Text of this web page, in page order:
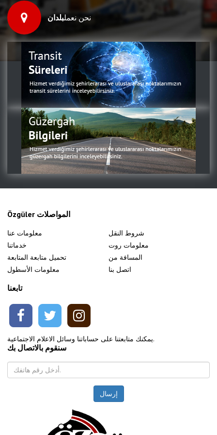
نحن نعملبلدان
Özgüler المواصلات
معلومات عنا
خدماتنا
تحميل متابعة المتابعة
معلومات الأسطول
شروط النقل
معلومات روت
المسافة من
اتصل بنا
تابعنا
يمكنك متابعتنا على حساباتنا وسائل الاعلام الاجتماعية.
سنقوم بالاتصال بك